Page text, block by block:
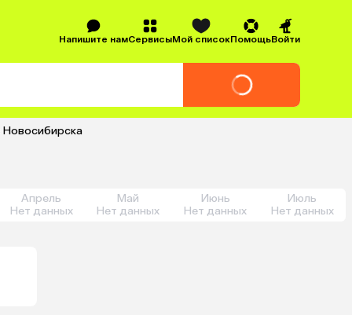
Напишите намСервисыМой списокПомощьВойти
Новосибирска
Апрель
Нет данных
Май
Нет данных
Июнь
Нет данных
Июль
Нет данных